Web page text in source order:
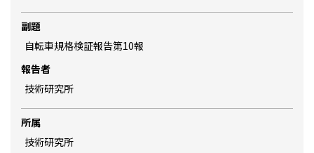
副題
自転車規格検証報告第10報
報告者
技術研究所
所属
技術研究所